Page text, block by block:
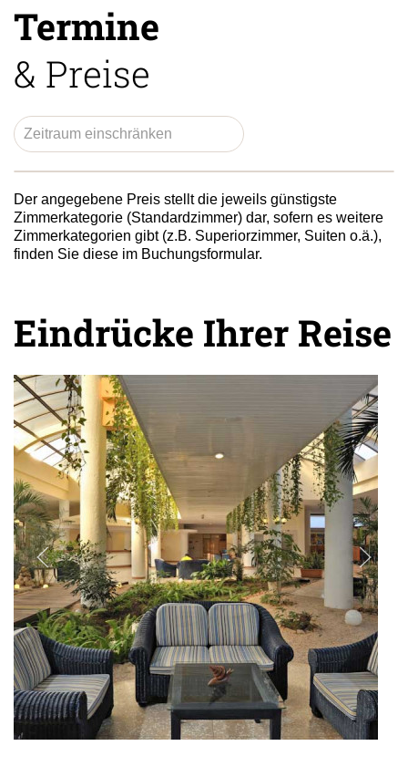
Termine
& Preise
Der angegebene Preis stellt die jeweils günstigste
Zimmerkategorie (Standardzimmer) dar, sofern es weitere
Zimmerkategorien gibt (z.B. Superiorzimmer, Suiten o.ä.),
finden Sie diese im Buchungsformular.
Eindrücke Ihrer Reise